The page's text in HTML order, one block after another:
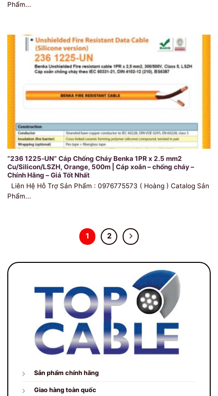
Sản phẩm chính hãng
Giao hàng toàn quốc
Phẩm...
“236 1225-UN” Cáp Chống Cháy Benka 1PR x 2.5 mm2
Cu/Silicon/LSZH, Orange, 500m | Cáp xoắn – chống cháy –
Chính Hãng – Giá Tốt Nhất
Liên Hệ Hỗ Trợ Sản Phẩm : 0976775573 ( Hoàng ) Catalog Sản
Phẩm...
1 2